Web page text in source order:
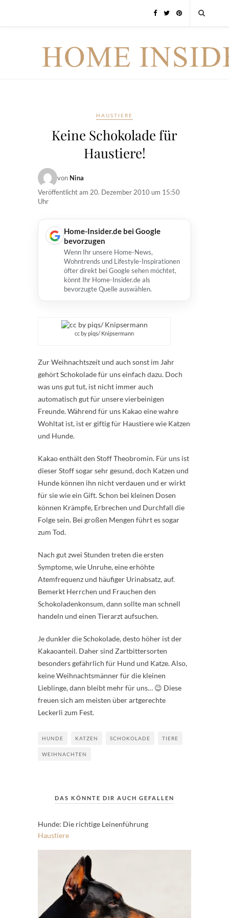
HAUSTIERE
Keine Schokolade für
Haustiere!
von Nina
Veröffentlicht am 20. Dezember 2010 um 15:50
Uhr
Home-Insider.de bei Google
bevorzugen
Wenn Ihr unsere Home-News,
Wohntrends und Lifestyle-Inspirationen
öfter direkt bei Google sehen möchtet,
könnt Ihr Home-Insider.de als
bevorzugte Quelle auswählen.
cc by piqs/ Knipsermann
Zur Weihnachtszeit und auch sonst im Jahr
gehört Schokolade für uns einfach dazu. Doch
was uns gut tut, ist nicht immer auch
automatisch gut für unsere vierbeinigen
Freunde. Während für uns Kakao eine wahre
Wohltat ist, ist er giftig für Haustiere wie Katzen
und Hunde.
Kakao enthält den Stoff Theobromin. Für uns ist
dieser Stoff sogar sehr gesund, doch Katzen und
Hunde können ihn nicht verdauen und er wirkt
für sie wie ein Gift. Schon bei kleinen Dosen
können Krämpfe, Erbrechen und Durchfall die
Folge sein. Bei großen Mengen führt es sogar
zum Tod.
Nach gut zwei Stunden treten die ersten
Symptome, wie Unruhe, eine erhöhte
Atemfrequenz und häufiger Urinabsatz, auf.
Bemerkt Herrchen und Frauchen den
Schokoladenkonsum, dann sollte man schnell
handeln und einen Tierarzt aufsuchen.
Je dunkler die Schokolade, desto höher ist der
Kakaoanteil. Daher sind Zartbittersorten
besonders gefährlich für Hund und Katze. Also,
keine Weihnachtsmänner für die kleinen
Lieblinge, dann bleibt mehr für uns… 😉 Diese
freuen sich am meisten über artgerechte
Leckerli zum Fest.
HUNDE KATZEN SCHOKOLADE TIERE
WEIHNACHTEN
DAS KÖNNTE DIR AUCH GEFALLEN
Hunde: Die richtige Leinenführung
Haustiere